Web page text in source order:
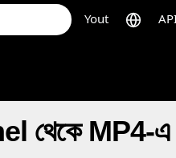
Yout
MP4-এ